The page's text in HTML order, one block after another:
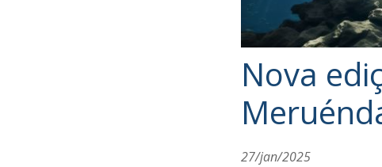
Nova
27/jan/2025